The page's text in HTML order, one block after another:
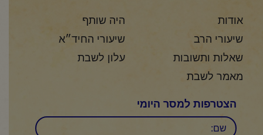
אודות
היה שותף
שיעורי הרב
שיעורי החיד״א
שאלות ותשובות
עלון לשבת
מאמר לשבת
הצטרפות למסר היומי
שם